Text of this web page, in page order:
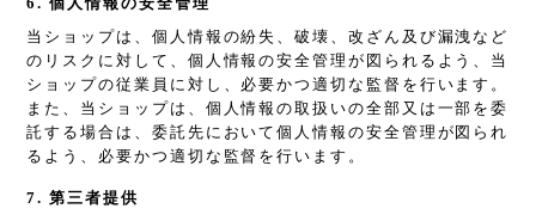
当ショップは、個人情報の紛失、破壊、改ざん及び漏洩など
のリスクに対して、個人情報の安全管理が図られるよう、当
ショップの従業員に対し、必要かつ適切な監督を行います。
また、当ショップは、個人情報の取扱いの全部又は一部を委
託する場合は、委託先において個人情報の安全管理が図られ
るよう、必要かつ適切な監督を行います。
7. 第三者提供